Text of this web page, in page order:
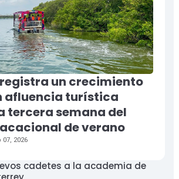
un crecimiento
afluencia turística
tercera semana del
de verano
07, 2026
cadetes a la academia de